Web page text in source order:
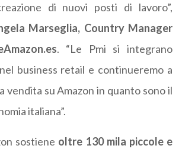
di nuovi posti di lavoro”,
Marseglia, Country Manager
. “Le Pmi si integrano
business retail e continueremo a
vendita su Amazon in quanto sono il
italiana”.
sostiene oltre 130 mila piccole e